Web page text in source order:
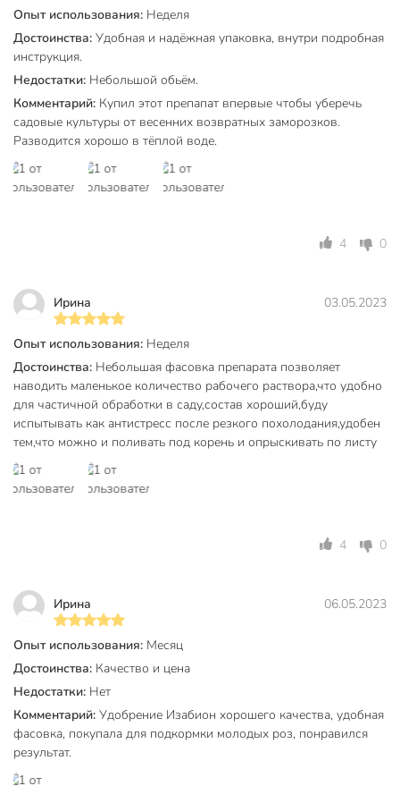
Назначение
Вид
Сезон использования
весна
зима
Тип удобрения
Тип культуры
Модель
Вес в упаковке
Габариты упаковки
1 x 14 x 9 см
Опыт использования: Неделя
Достоинства: Удобная и надёжная упаковка, внутри подробная
инструкция.
Недостатки: Небольшой обьём.
Комментарий: Купил этот препапат впервые чтобы уберечь
садовые культуры от весенних возвратных заморозков.
Разводится хорошо в тёплой воде.
4 0
Ирина 03.05.2023
Опыт использования: Неделя
Достоинства: Небольшая фасовка препарата позволяет
наводить маленькое количество рабочего раствора,что удобно
для частичной обработки в саду,состав хороший,буду
испытывать как антистресс после резкого похолодания,удобен
тем,что можно и поливать под корень и опрыскивать по листу
4 0
Ирина 06.05.2023
Опыт использования: Месяц
Достоинства: Качество и цена
Недостатки: Нет
Комментарий: Удобрение Изабион хорошего качества, удобная
фасовка, покупала для подкормки молодых роз, понравился
результат.